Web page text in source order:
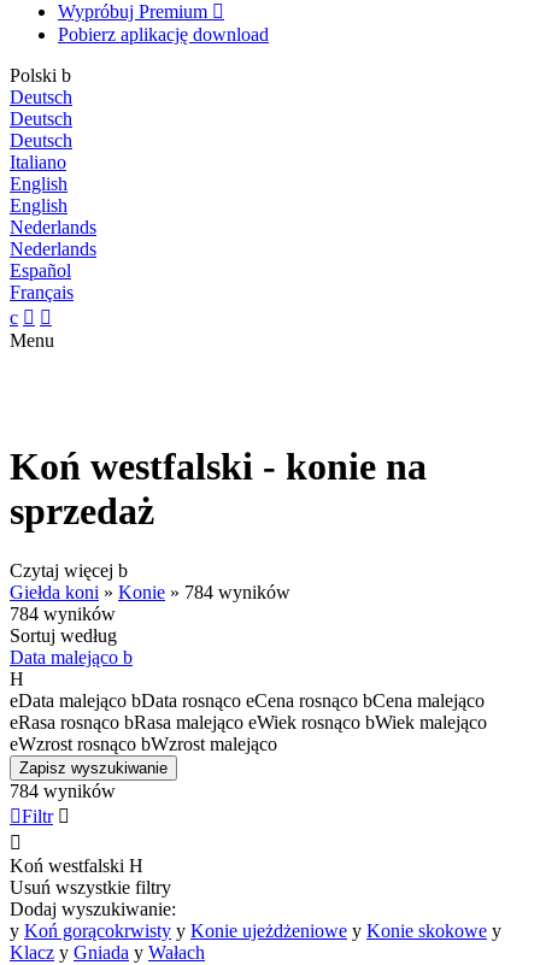
Wypróbuj Premium 
Pobierz aplikację download
Polski b
Deutsch
Deutsch
Deutsch
Italiano
English
English
Nederlands
Nederlands
Español
Français
c  
Menu
Koń westfalski - konie na
sprzedaż
Czytaj więcej b
Giełda koni » Konie » 784 wyników
784 wyników
Sortuj według
Data malejąco b
H
eData malejąco bData rosnąco eCena rosnąco bCena malejąco
eRasa rosnąco bRasa malejąco eWiek rosnąco bWiek malejąco
eWzrost rosnąco bWzrost malejąco
Zapisz wyszukiwanie
784 wyników
Filtr 

Koń westfalski H
Usuń wszystkie filtry
Dodaj wyszukiwanie:
y Koń gorącokrwisty y Konie ujeżdżeniowe y Konie skokowe y
Klacz y Gniada y Wałach